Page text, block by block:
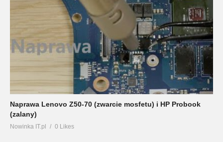
Naprawa Lenovo Z50-70 (zwarcie mosfetu) i HP Probook
(zalany)
Nowinka IT.pl 0 Likes